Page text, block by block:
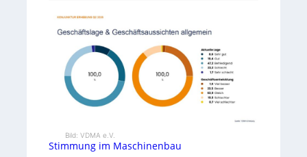
Bild: VDMA e.V.
Stimmung im Maschinenbau